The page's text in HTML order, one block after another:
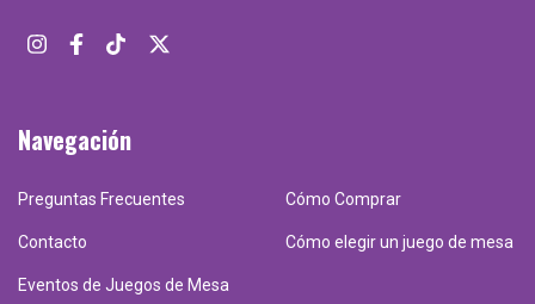
Navegación
Preguntas Frecuentes Cómo Comprar
Contacto Cómo elegir un juego de mesa
Eventos de Juegos de Mesa